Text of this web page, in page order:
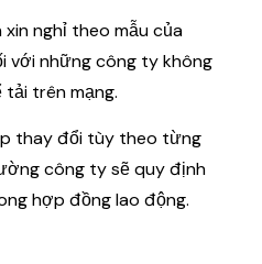
nghỉ theo mẫu của
với những công ty không
trên mạng.
thay đổi tùy theo từng
công ty sẽ quy định
hợp đồng lao động.